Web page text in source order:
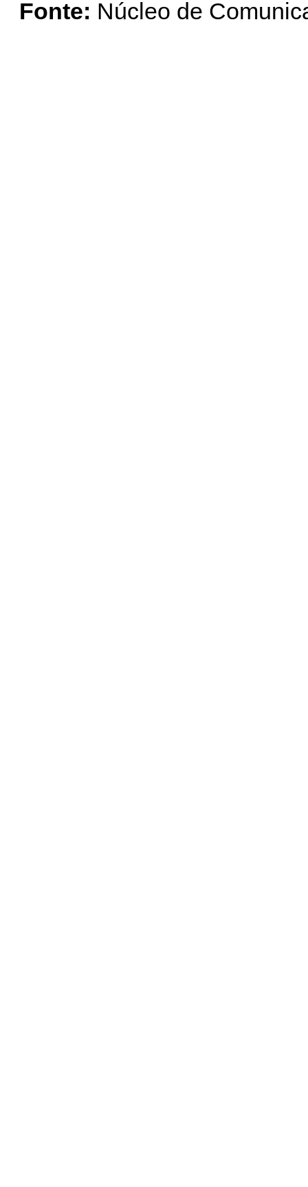
Fonte: Núcleo de